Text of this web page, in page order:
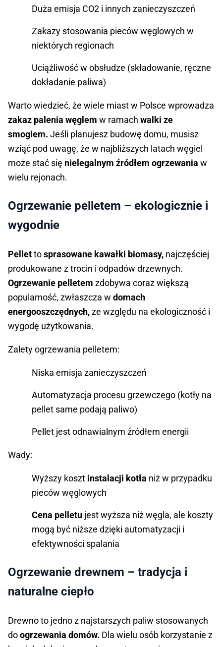
Duża emisja CO2 i innych zanieczyszczeń
Zakazy stosowania pieców węglowych w
niektórych regionach
Uciążliwość w obsłudze (składowanie, ręczne
dokładanie paliwa)
Warto wiedzieć, że wiele miast w Polsce wprowadza
zakaz palenia węglem w ramach walki ze
smogiem. Jeśli planujesz budowę domu, musisz
wziąć pod uwagę, że w najbliższych latach węgiel
może stać się nielegalnym źródłem ogrzewania w
wielu rejonach.
Ogrzewanie pelletem – ekologicznie i
wygodnie
Pellettosprasowane kawałki biomasy, najczęściej
produkowane z trocin i odpadów drzewnych.
Ogrzewanie pelletem zdobywa coraz większą
popularność, zwłaszcza w domach
energooszczędnych,ze względu na ekologiczność i
wygodę użytkowania.
Zalety ogrzewania pelletem:
Niska emisja zanieczyszczeń
Automatyzacja procesu grzewczego (kotły na
pellet same podają paliwo)
Pellet jest odnawialnym źródłem energii
Wady:
Wyższy koszt instalacji kotła niż w przypadku
pieców węglowych
Cena pelletu jest wyższa niż węgla, ale koszty
mogą być niższe dzięki automatyzacji i
efektywności spalania
Ogrzewanie drewnem – tradycja i
naturalne ciepło
Drewno to jedno z najstarszych paliw stosowanych
doogrzewania domów. Dla wielu osób korzystanie z